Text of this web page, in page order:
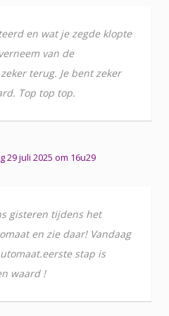
en wat je zegde klopte
van de
terug. Je bent zeker
Top top top.
29 juli 2025 om 16u29
gisteren tijdens het
en zie daar! Vandaag
stap is
waard !